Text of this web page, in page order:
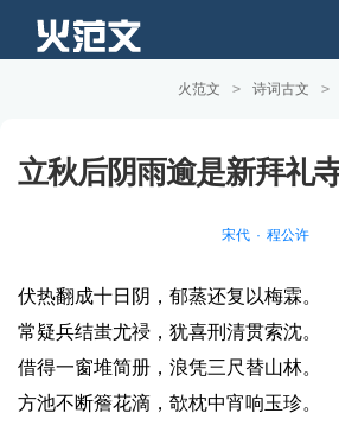
火范文 > 诗词古文 >
宋代 程公许
伏热翻成十日阴，郁蒸还复以梅霖。
常疑兵结蚩尤祲，犹喜刑清贯索沈。
借得一窗堆简册，浪凭三尺替山林。
方池不断簷花滴，欹枕中宵响玉珍。